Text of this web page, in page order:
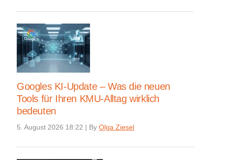
Googles KI-Update – Was die neuen
Tools für Ihren KMU-Alltag wirklich
bedeuten
5. August 2026 18:22 | By Olga Ziesel